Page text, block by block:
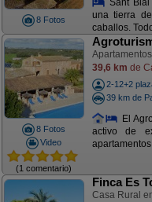
8 Fotos
una tierra
caballos.
8 Fotos
Video
(1 comentario)
39,6 km de
2-12+2
39 km de
El
activo de
Finca Es
Casa Rural